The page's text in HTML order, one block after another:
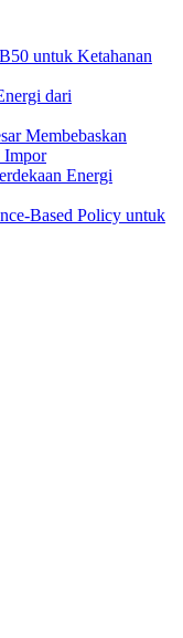
untuk Ketahanan
dari
Membebaskan
Impor
Energi
Based Policy untuk